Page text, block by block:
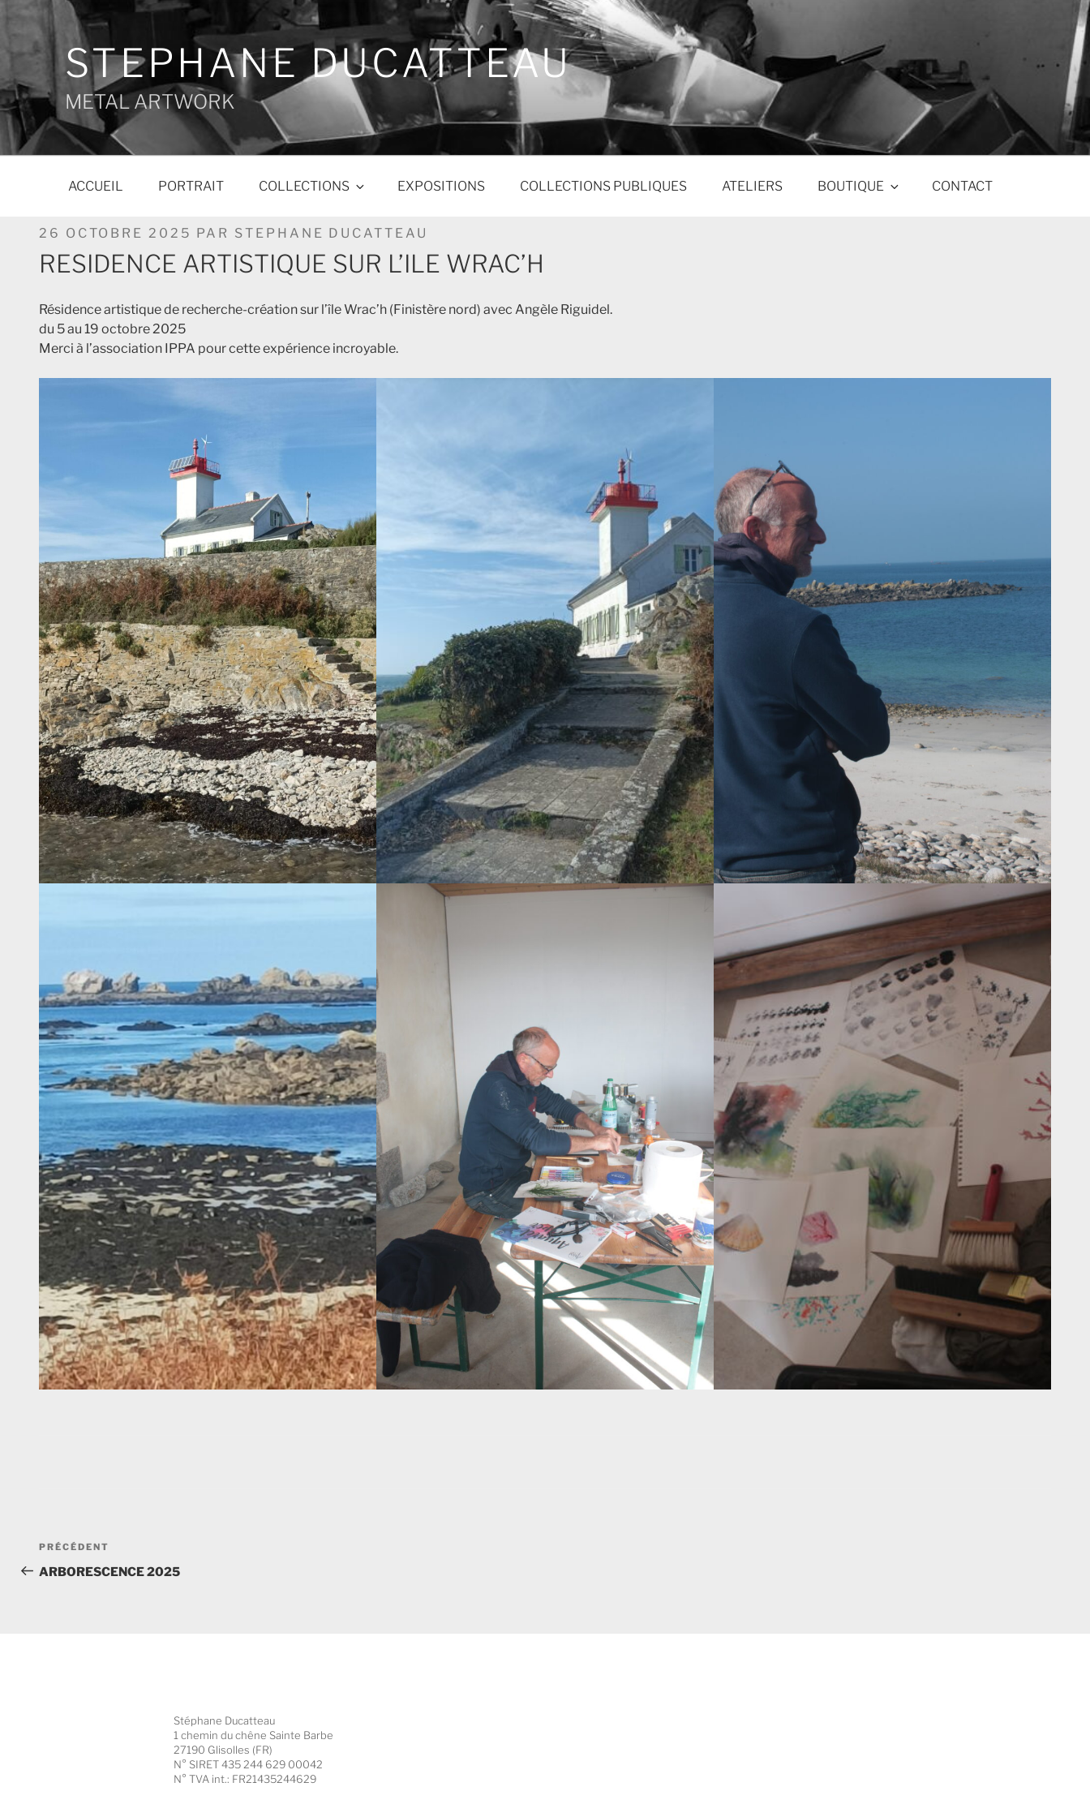
Aller
contenu
principal
STEPHANE DUCATTEAU
METAL ARTWORK
ACCUEIL PORTRAIT COLLECTIONS EXPOSITIONS COLLECTIONS PUBLIQUES ATELIERS BOUTIQUE CONTACT
PUBLIÉ
LE
26 OCTOBRE 2025 PAR STEPHANE DUCATTEAU
RESIDENCE ARTISTIQUE SUR L’ILE WRAC’H
Résidence artistique de recherche-création sur l’île Wrac’h (Finistère nord) avec Angèle Riguidel.
du 5 au 19 octobre 2025
Merci à l’association IPPA pour cette expérience incroyable.
Navigation
de
Article
précédent
PRÉCÉDENT
ARBORESCENCE 2025
Stéphane Ducatteau
1 chemin du chêne Sainte Barbe
27190 Glisolles (FR)
N° SIRET 435 244 629 00042
N° TVA int.: FR21435244629